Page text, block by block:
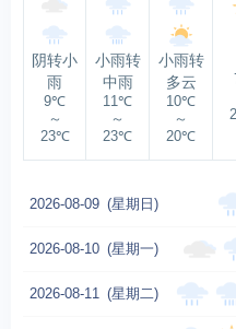
阴转小
雨
9℃
～
23℃
小雨转
中雨
11℃
～
23℃
小雨转
多云
10℃
～
20℃
2026-08-09 (星期日)
2026-08-10 (星期一)
2026-08-11 (星期二)